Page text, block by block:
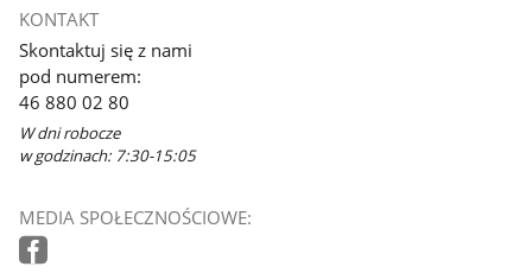
KONTAKT
Skontaktuj się z nami
pod numerem:
46 880 02 80
W dni robocze
w godzinach: 7:30-15:05
MEDIA SPOŁECZNOŚCIOWE: